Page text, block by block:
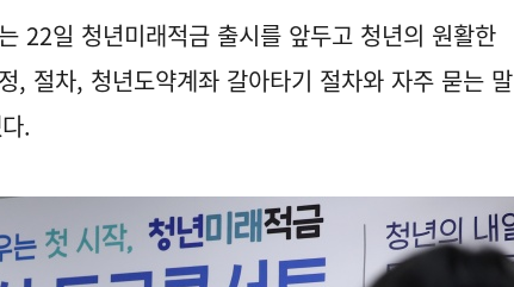
22일 청년미래적금 출시를 앞두고 청년의 원활한
, 절차, 청년도약계좌 갈아타기 절차와 자주 묻는 말
.